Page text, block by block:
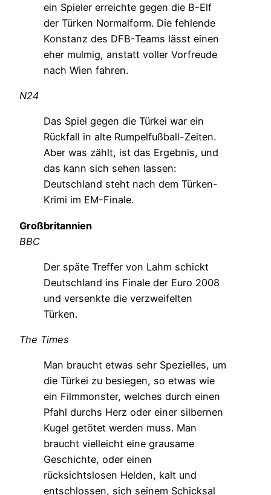
ein Spieler erreichte gegen die B-Elf
der Türken Normalform. Die fehlende
Konstanz des DFB-Teams lässt einen
eher mulmig, anstatt voller Vorfreude
nach Wien fahren.
N24
Das Spiel gegen die Türkei war ein
Rückfall in alte Rumpelfußball-Zeiten.
Aber was zählt, ist das Ergebnis, und
das kann sich sehen lassen:
Deutschland steht nach dem Türken-
Krimi im EM-Finale.
Großbritannien
BBC
Der späte Treffer von Lahm schickt
Deutschland ins Finale der Euro 2008
und versenkte die verzweifelten
Türken.
The Times
Man braucht etwas sehr Spezielles, um
die Türkei zu besiegen, so etwas wie
ein Filmmonster, welches durch einen
Pfahl durchs Herz oder einer silbernen
Kugel getötet werden muss. Man
braucht vielleicht eine grausame
Geschichte, oder einen
rücksichtslosen Helden, kalt und
entschlossen, sich seinem Schicksal